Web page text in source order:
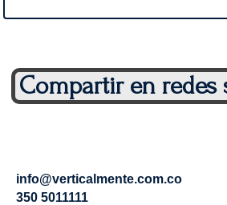
Compartir en redes
info@verticalmente.com.co
350 5011111